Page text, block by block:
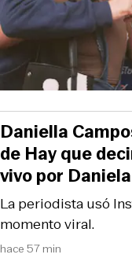
hace 57 min
La periodista usó
momento viral.
Daniella
de Hay que
vivo por